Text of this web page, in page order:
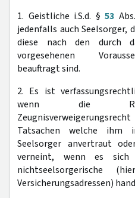
1. Geistliche i.S.d. §53
jedenfalls auch Seelsorger,
diese nach den durch
vorgesehenen
beauftragt sind.
2. Es ist
wenn die
Tatsachen welche ihm
Seelsorger anvertraut
verneint, wenn es
nichtseelsorgerische
Versicherungsadressen)